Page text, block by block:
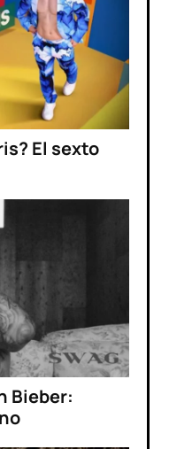
El sexto
Bieber: